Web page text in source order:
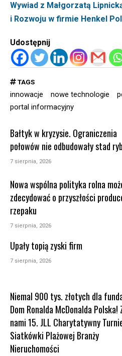
Wywiad z Małgorzatą
i Rozwoju w firmie Henkel
Udostępnij
TAGS
innowacje nowe technologie
portal informacyjny
Bałtyk w kryzysie. Ograniczenia
połowów nie odbudowały stad ryb
7 sierpnia, 2026
Nowa wspólna polityka rolna
zdecydować o przyszłości
rzepaku
7 sierpnia, 2026
Upały topią zyski firm
7 sierpnia, 2026
Niemal 900 tys. złotych dla
Dom Ronalda McDonalda Polska!
nami 15. JLL Charytatywny
Siatkówki Plażowej Branży
Nieruchomości